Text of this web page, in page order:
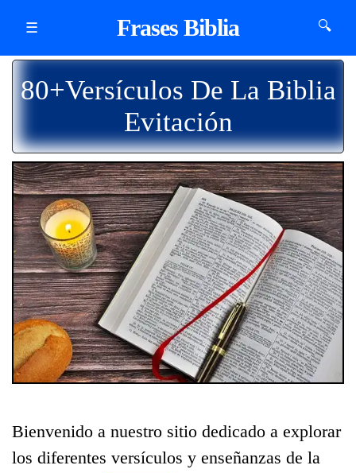
☰ Frases Biblia 🔍
80+Versículos De La Biblia
Evitación
Bienvenido a nuestro sitio dedicado a explorar
los diferentes versículos y enseñanzas de la